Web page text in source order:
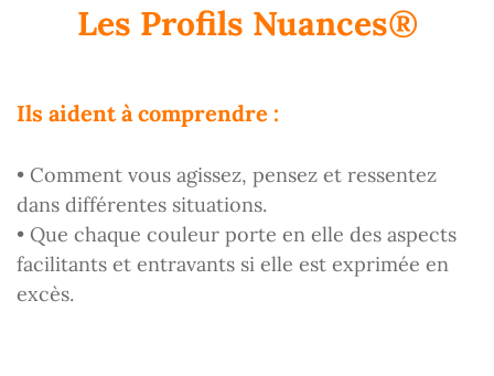
Les Profils Nuances®
Ils aident à comprendre :
• Comment vous agissez, pensez et ressentez
dans différentes situations.
• Que chaque couleur porte en elle des aspects
facilitants et entravants si elle est exprimée en
excès.